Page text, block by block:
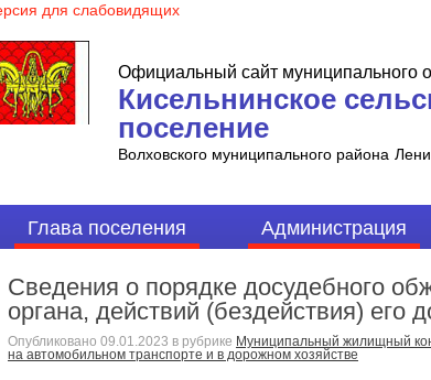
Официальный сайт муниципального
Кисельнинское
поселение
Волховского муниципального района
Глава поселения Администрация
Сведения о порядке досудебного
органа, действий (бездействия) его
Опубликовано 09.01.2023 в рубрике Муниципальный жилищный
на автомобильном транспорте и в дорожном хозяйстве